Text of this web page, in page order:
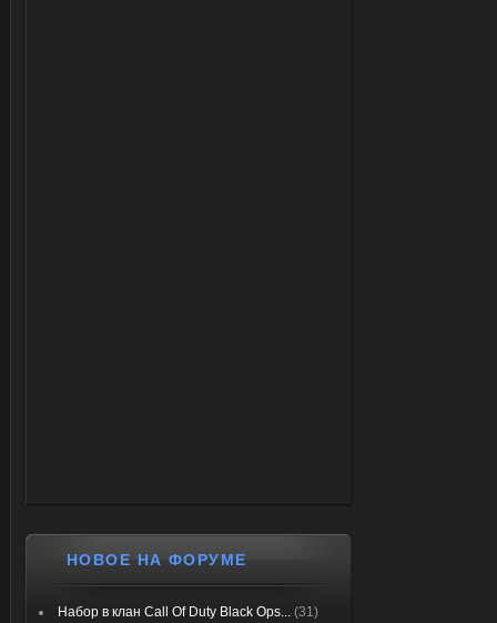
НОВОЕ НА ФОРУМЕ
Набор в клан Call Of Duty Black Ops... (31)